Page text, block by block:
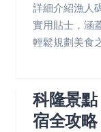
詳細介紹漁人
實用貼士，涵
輕鬆規劃美食
科隆景
宿全攻